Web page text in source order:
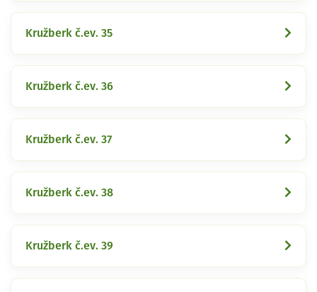
Kružberk č.ev. 35
Kružberk č.ev. 36
Kružberk č.ev. 37
Kružberk č.ev. 38
Kružberk č.ev. 39